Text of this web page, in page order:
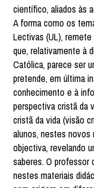
científico, aliados às
A forma como os
Lectivas (UL), remete
que, relativamente à
Católica, parece ser
pretende, em última
conhecimento e à
perspectiva cristã da
cristã da vida (visão
alunos, nestes
objectiva, revelando
saberes. O professor
nestes materiais